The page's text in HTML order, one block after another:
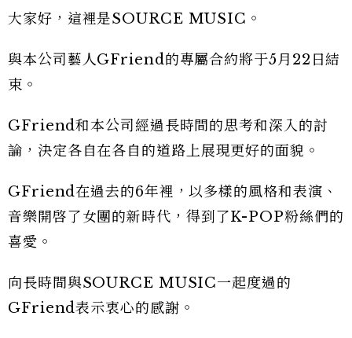
大家好，這裡是SOURCE MUSIC。
與本公司藝人GFriend的專屬合約將于5月22日結
束。
GFriend和本公司經過長時間的思考和深入的討
論，決定各自在各自的道路上展現更好的面貌。
GFriend在過去的6年裡，以多樣的風格和表演、
音樂開啓了女團的新時代，得到了K-POP粉絲們的
喜愛。
向長時間與SOURCE MUSIC一起度過的
GFriend表示衷心的感謝。